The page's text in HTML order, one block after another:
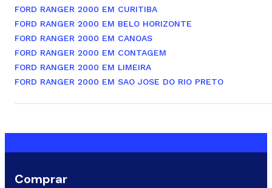
FORD RANGER 2000 EM CURITIBA
FORD RANGER 2000 EM BELO HORIZONTE
FORD RANGER 2000 EM CANOAS
FORD RANGER 2000 EM CONTAGEM
FORD RANGER 2000 EM LIMEIRA
FORD RANGER 2000 EM SAO JOSE DO RIO PRETO
Comprar